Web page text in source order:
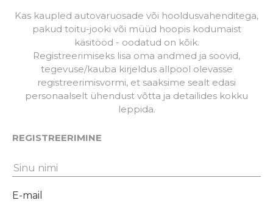
Kas kaupled autovaruosade või hooldusvahenditega,
pakud toitu-jooki või müüd hoopis kodumaist
käsitööd - oodatud on kõik.
Registreerimiseks lisa oma andmed ja soovid,
tegevuse/kauba kirjeldus allpool olevasse
registreerimisvormi, et saaksime sealt edasi
personaalselt ühendust võtta ja detailides kokku
leppida.
REGISTREERIMINE
E-mail